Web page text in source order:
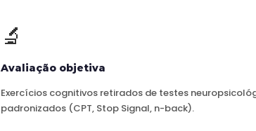
🔬
Avaliação objetiva
Exercícios cognitivos retirados de testes
padronizados (CPT, Stop Signal, n-back).